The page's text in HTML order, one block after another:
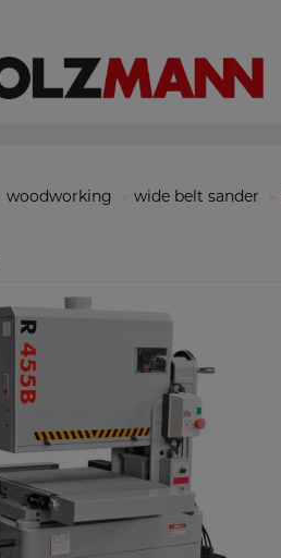
woodworking wide belt sander